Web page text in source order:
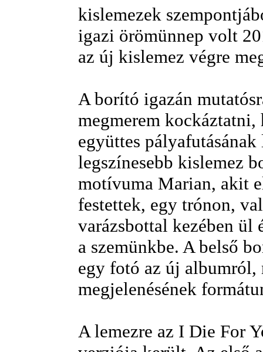
kislemezek
igazi örömünnep volt
az új kislemez végre
A borító igazán
megmerem kockáztatni,
együttes pályafutásának
legszínesebb kislemez
motívuma Marian, akit
festettek, egy trónon,
varázsbottal kezében ül
a szemünkbe. A belső
egy fotó az új albumról,
megjelenésének
A lemezre az I Die For